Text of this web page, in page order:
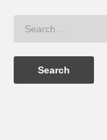
Radio and